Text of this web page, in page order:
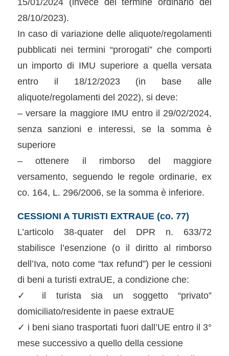
28/10/2023).
In caso di variazione delle aliquote/regolamenti
pubblicati nei termini “prorogati” che comporti
un importo di IMU superiore a quella versata
entro il 18/12/2023 (in base alle
aliquote/regolamenti del 2022), si deve:
– versare la maggiore IMU entro il 29/02/2024,
senza sanzioni e interessi, se la somma è
superiore
– ottenere il rimborso del maggiore
versamento, seguendo le regole ordinarie, ex
co. 164, L. 296/2006, se la somma è inferiore.
CESSIONI A TURISTI EXTRAUE (co. 77)
L’articolo 38-quater del DPR n. 633/72
stabilisce l’esenzione (o il diritto al rimborso
dell’Iva, noto come “tax refund”) per le cessioni
di beni a turisti extraUE, a condizione che:
✓ il turista sia un soggetto “privato”
domiciliato/residente in paese extraUE
✓ i beni siano trasportati fuori dall’UE entro il 3°
mese successivo a quello della cessione